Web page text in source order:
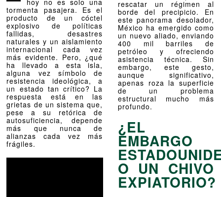
tormenta pasajera. Es el
producto de un cóctel
explosivo de políticas
fallidas, desastres
naturales y un aislamiento
internacional cada vez
más evidente. Pero, ¿qué
ha llevado a esta isla,
alguna vez símbolo de
resistencia ideológica, a
un estado tan crítico? La
respuesta está en las
grietas de un sistema que,
pese a su retórica de
autosuficiencia, depende
más que nunca de
alianzas cada vez más
frágiles.
rescatar un régimen al
borde del precipicio. En
este panorama desolador,
México ha emergido como
un nuevo aliado, enviando
400 mil barriles de
petróleo y ofreciendo
asistencia técnica. Sin
embargo, este gesto,
aunque significativo,
apenas roza la superficie
de un problema
estructural mucho más
profundo.
¿EL
EMBARGO
O UN CHIVO
EXPIATORIO?